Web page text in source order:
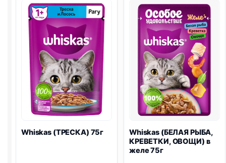
75г
Whiskas (ТРЕСКА) 75г
Whiskas (БЕЛАЯ РЫБА,
КРЕВЕТКИ, ОВОЩИ) в
желе 75г